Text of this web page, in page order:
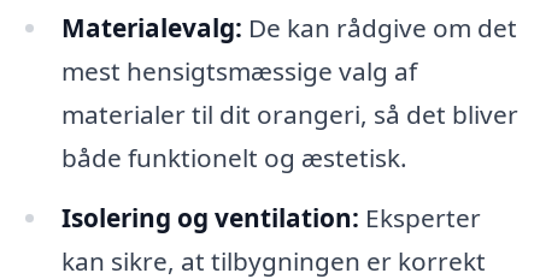
Materialevalg: De kan rådgive om det
mest hensigtsmæssige valg af
materialer til dit orangeri, så det bliver
både funktionelt og æstetisk.
Isolering og ventilation: Eksperter
kan sikre, at tilbygningen er korrekt